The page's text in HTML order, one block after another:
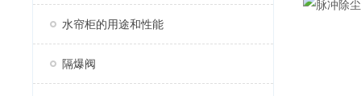
水帘柜的用途和性能
隔爆阀